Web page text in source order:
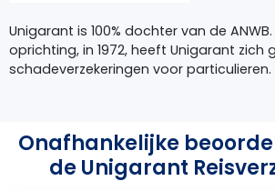
Unigarant is 100% dochter van de
oprichting, in 1972, heeft Unigarant zich
schadeverzekeringen voor particulieren.
Onafhankelijke
de Unigarant